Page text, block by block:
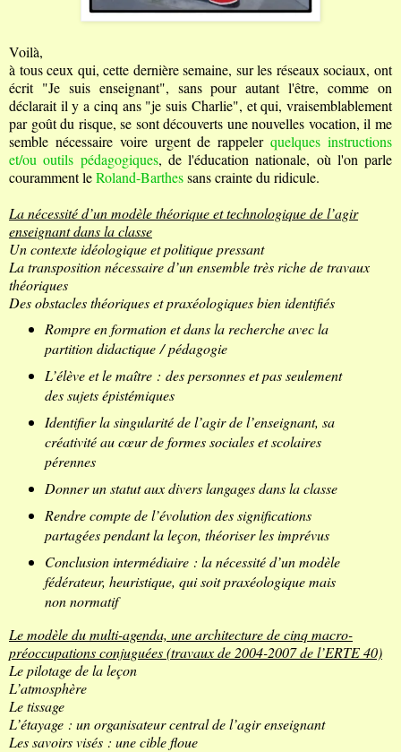
Voilà,
à tous ceux qui, cette dernière semaine, sur les réseaux sociaux, ont
écrit "Je suis enseignant", sans pour autant l'être, comme on
déclarait il y a cinq ans "je suis Charlie", et qui, vraisemblablement
par goût du risque, se sont découverts une nouvelles vocation, il me
semble nécessaire voire urgent de rappelerquelques instructions
et/ou outils pédagogiques, de l'éducation nationale, où l'on parle
couramment leRoland-Barthessans crainte du ridicule.
La nécessité d’un modèle théorique et technologique de l’agir
enseignant dans la classe
Un contexte idéologique et politique pressant
La transposition nécessaire d’un ensemble très riche de travaux
théoriques
Des obstacles théoriques et praxéologiques bien identifiés
Rompre en formation et dans la recherche avec la
partition didactique / pédagogie
L’élève et le maître : des personnes et pas seulement
des sujets épistémiques
Identifier la singularité de l’agir de l’enseignant, sa
créativité au cœur de formes sociales et scolaires
pérennes
Donner un statut aux divers langages dans la classe
Rendre compte de l’évolution des significations
partagées pendant la leçon, théoriser les imprévus
Conclusion intermédiaire : la nécessité d’un modèle
fédérateur, heuristique, qui soit praxéologique mais
non normatif
Le modèle du multi-agenda, une architecture de cinq macro-
préoccupations conjuguées (travaux de 2004-2007 de l’ERTE 40)
Le pilotage de la leçon
L’atmosphère
Le tissage
L’étayage : un organisateur central de l’agir enseignant
Les savoirs visés : une cible floue